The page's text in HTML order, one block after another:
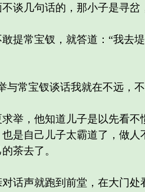
谈几句话的，那小子是寻岔
常宝钗，就答道：“我去
常宝钗谈话我就在不远，不
，他知道儿子是以先看不
是自己儿子太霸道了，做
茶去了。
声就跑到前堂，在大门处